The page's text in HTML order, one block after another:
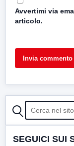
Avvertimi via
articolo.
CERCA
SEGUICI SUI